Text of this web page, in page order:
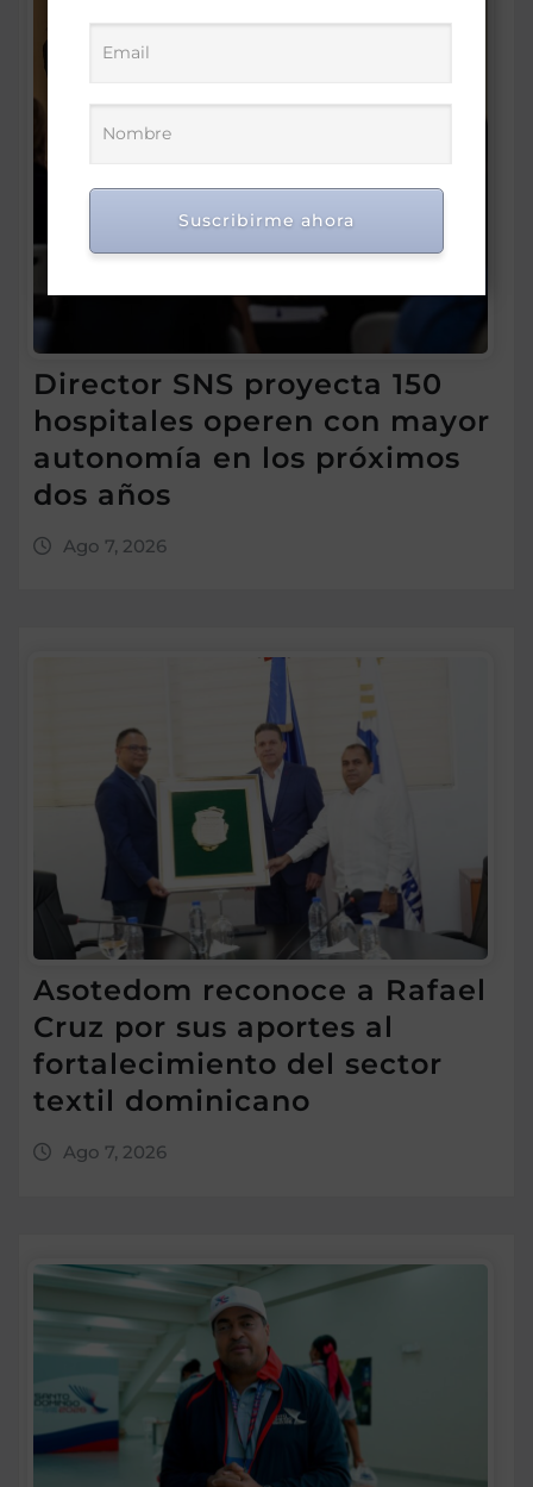
Director SNS proyecta 150
hospitales operen con mayor
autonomía en los próximos
dos años
Ago 7, 2026
Asotedom reconoce a Rafael
Cruz por sus aportes al
fortalecimiento del sector
textil dominicano
Ago 7, 2026
Suscribirme ahora